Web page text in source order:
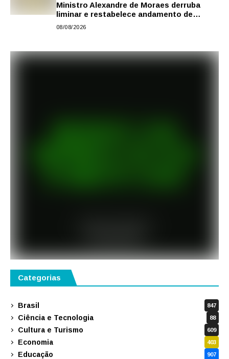
Ministro Alexandre de Moraes derruba
liminar e restabelece andamento de
comissão processante contra vereador
08/08/2026
Categorias
Brasil 847
Ciência e Tecnologia 88
Cultura e Turismo 609
Economia 403
Educação 907